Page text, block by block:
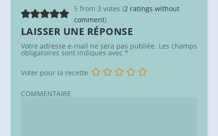
5 from 3 votes (2 ratings without
comment)
LAISSER UNE RÉPONSE
Votre adresse e-mail ne sera pas publiée. Les champs
obligatoires sont indiqués avec *
Voter pour la recette
COMMENTAIRE